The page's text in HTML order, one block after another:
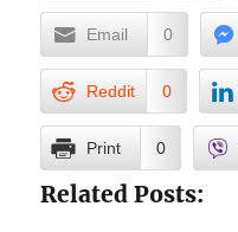
Email 0
Reddit 0
Print 0
Related Posts: